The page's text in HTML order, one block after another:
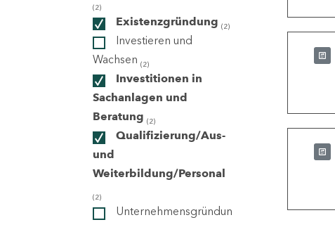
(2)
Existenzgründung (2)
Investieren und
Wachsen (2)
Investitionen in
Sachanlagen und
Beratung (2)
Qualifizierung/Aus-
und
Weiterbildung/Personal
(2)
Unternehmensgründun